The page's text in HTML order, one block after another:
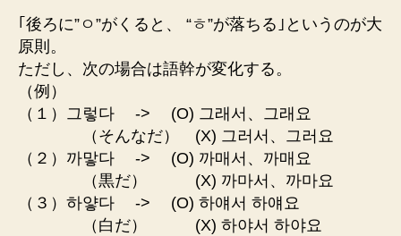
ｉ
ｕ
不
規
則
ワ
ン
ポ
｢後ろに”ㅇ”がくると、 “ㅎ”が落ちる｣というのが大
原則。
ただし、次の場合は語幹が変化する。
（例）
（１）그렇다 -> (O) 그래서、그래요
（そんなだ） (X) 그러서、그러요
（２）까맣다 -> (O) 까매서、까매요
（黒だ） (X) 까마서、까마요
（３）하얗다 -> (O) 하얘서 하얘요
（白だ） (X) 하야서 하야요